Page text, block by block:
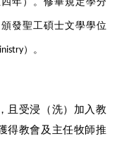
年）。修畢規定學分
發聖工碩士文學學位
）。
且受浸（洗）加入教
得教會及主任牧師推